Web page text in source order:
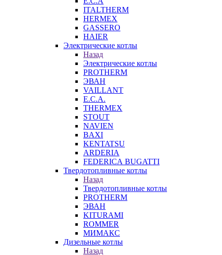
ITALTHERM
HERMEX
GASSERO
HAIER
Электрические котлы
Назад
Электрические котлы
PROTHERM
ЭВАН
VAILLANT
E.C.A.
THERMEX
STOUT
NAVIEN
BAXI
KENTATSU
ARDERIA
FEDERICА BUGATTI
Твердотопливные котлы
Назад
Твердотопливные котлы
PROTHERM
ЭВАН
KITURAMI
ROMMER
МИМАКС
Дизельные котлы
Назад